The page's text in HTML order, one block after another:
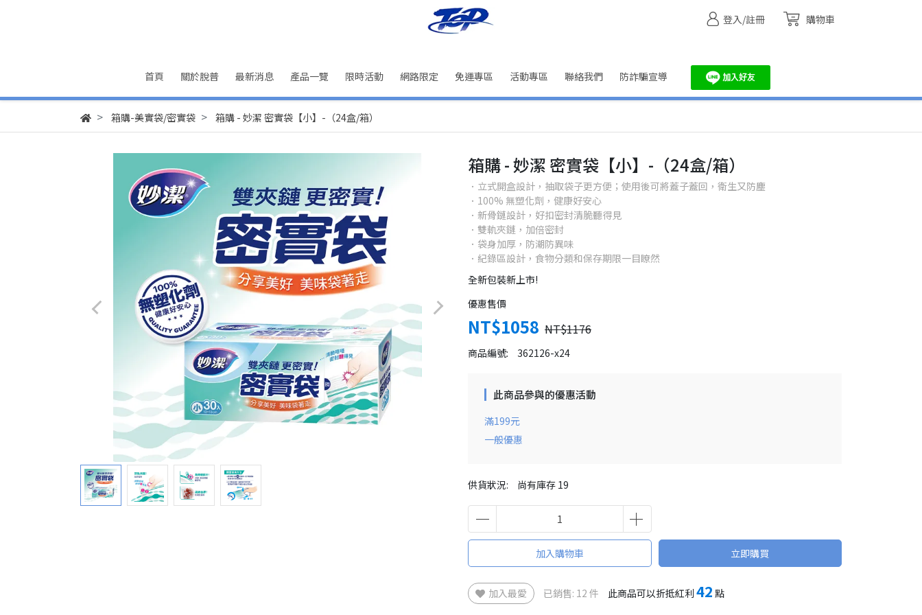
登入/註冊 購物車
首頁 關於脫普 最新消息 產品一覽 限時活動 網路限定 免運專區 活動專區 聯絡我們 防詐騙宣導
箱購-美實袋/密實袋 箱購 - 妙潔 密實袋【小】-（24盒/箱）
箱購 - 妙潔 密實袋【小】-（24盒/箱）
．立式開盒設計，抽取袋子更方便；使用後可將蓋子蓋回，衛生又防塵
．100% 無塑化劑，健康好安心
．新骨鏈設計，好扣密封清脆聽得見
．雙軌夾鏈，加倍密封
．袋身加厚，防潮防異味
．紀錄區設計，食物分類和保存期限一目瞭然
全新包裝新上市!
優惠售價
NT$1058 NT$1176
商品編號: 362126-x24
供貨狀況: 尚有庫存 19
此商品參與的優惠活動
滿199元
一般優惠
加入購物車 立即購買
加入最愛 已銷售: 12 件 此商品可以折抵紅利 42 點